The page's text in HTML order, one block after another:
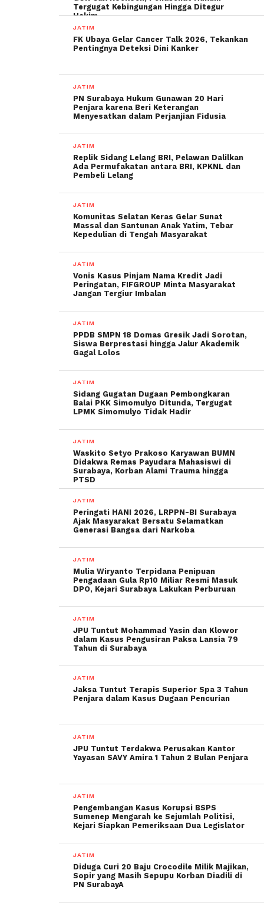
Tergugat Kebingungan Hingga Ditegur
Hakim
JATIM
FK Ubaya Gelar Cancer Talk 2026, Tekankan
Pentingnya Deteksi Dini Kanker
JATIM
PN Surabaya Hukum Gunawan 20 Hari
Penjara karena Beri Keterangan
Menyesatkan dalam Perjanjian Fidusia
JATIM
Replik Sidang Lelang BRI, Pelawan Dalilkan
Ada Permufakatan antara BRI, KPKNL dan
Pembeli Lelang
JATIM
Komunitas Selatan Keras Gelar Sunat
Massal dan Santunan Anak Yatim, Tebar
Kepedulian di Tengah Masyarakat
JATIM
Vonis Kasus Pinjam Nama Kredit Jadi
Peringatan, FIFGROUP Minta Masyarakat
Jangan Tergiur Imbalan
JATIM
PPDB SMPN 18 Domas Gresik Jadi Sorotan,
Siswa Berprestasi hingga Jalur Akademik
Gagal Lolos
JATIM
Sidang Gugatan Dugaan Pembongkaran
Balai PKK Simomulyo Ditunda, Tergugat
LPMK Simomulyo Tidak Hadir
JATIM
Waskito Setyo Prakoso Karyawan BUMN
Didakwa Remas Payudara Mahasiswi di
Surabaya, Korban Alami Trauma hingga
PTSD
JATIM
Peringati HANI 2026, LRPPN-BI Surabaya
Ajak Masyarakat Bersatu Selamatkan
Generasi Bangsa dari Narkoba
JATIM
Mulia Wiryanto Terpidana Penipuan
Pengadaan Gula Rp10 Miliar Resmi Masuk
DPO, Kejari Surabaya Lakukan Perburuan
JATIM
JPU Tuntut Mohammad Yasin dan Klowor
dalam Kasus Pengusiran Paksa Lansia 79
Tahun di Surabaya
JATIM
Jaksa Tuntut Terapis Superior Spa 3 Tahun
Penjara dalam Kasus Dugaan Pencurian
JATIM
JPU Tuntut Terdakwa Perusakan Kantor
Yayasan SAVY Amira 1 Tahun 2 Bulan Penjara
JATIM
Pengembangan Kasus Korupsi BSPS
Sumenep Mengarah ke Sejumlah Politisi,
Kejari Siapkan Pemeriksaan Dua Legislator
JATIM
Diduga Curi 20 Baju Crocodile Milik Majikan,
Sopir yang Masih Sepupu Korban Diadili di
PN SurabayA